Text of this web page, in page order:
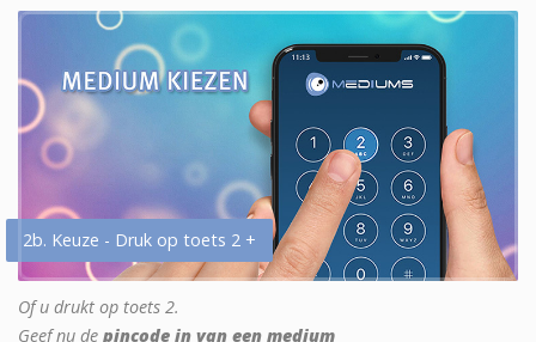
2b. Keuze - Druk op toets 2 +
Of u drukt op toets 2.
Geef nu de pincode in van een medium